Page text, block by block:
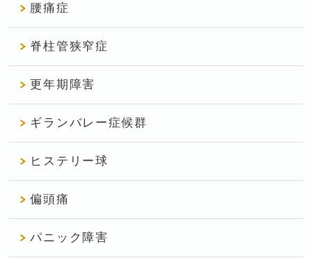
腰痛症
脊柱管狭窄症
更年期障害
ギランバレー症候群
ヒステリー球
偏頭痛
パニック障害